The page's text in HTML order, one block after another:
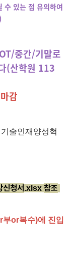
수 있는 점 유의하여
중간/기말로
(산학원 113
감
술인재양성혁
신청서 .xlsx 참조
부or복수)에
진입